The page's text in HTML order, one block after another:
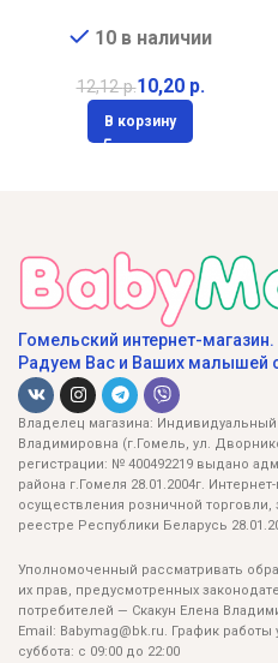
10 в наличии
12,12р.10,20 р.
В корзину
Гомельский интернет-магазин.
Радуем Вас и Ваших малышей
Владелец магазина:
Владимировна (г.Гомель, ул.
регистрации: № 400492219 выдано
района г.Гомеля 28.01.2004г.
осуществления розничной торговли,
реестре Республики Беларусь
Уполномоченный рассматривать
их прав, предусмотренных
потребителей — Скакун Елена
Email: Babymag@bk.ru. График
суббота: с 09:00 до 22:00